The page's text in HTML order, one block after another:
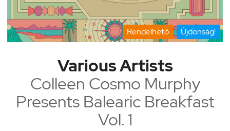
Rendelhető Újdonság!
Various Artists
Colleen Cosmo Murphy
Presents Balearic Breakfast
Vol. 1